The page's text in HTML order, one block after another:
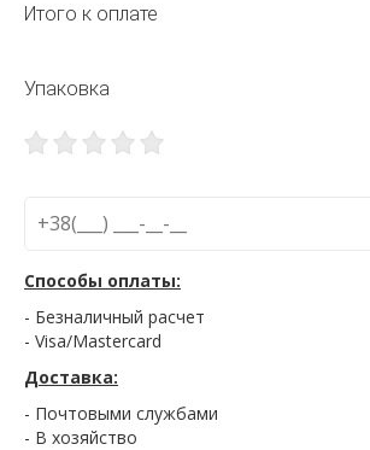
Итого к оплате
Упаковка
Способы оплаты:
- Безналичный расчет
- Visa/Mastercard
Доставка:
- Почтовыми службами
- В хозяйство